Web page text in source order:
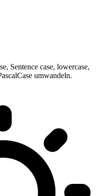
Sentence case, lowercase,
umwandeln.